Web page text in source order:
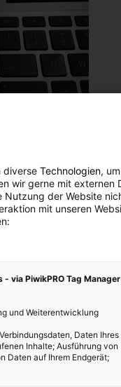
von der
REDAKTION
durch einen Laptop
Hause oder im Büro
die Lebensdauer
diverse Technologien,
wir gerne mit externen
Nutzung der Website
mit unseren
via PiwikPRO Tag Manager
und Weiterentwicklung
Daten Ihres
Inhalte; Ausführung von
Daten auf Ihrem Endgerät;